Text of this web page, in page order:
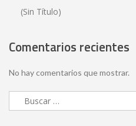
(sin Título)
Comentarios recientes
No hay comentarios que mostrar.